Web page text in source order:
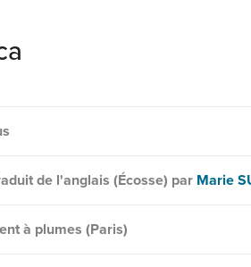
de l'anglais (Écosse) par Marie
à plumes (Paris)